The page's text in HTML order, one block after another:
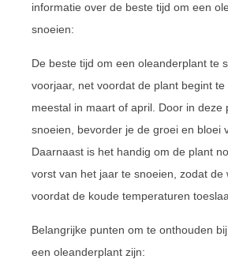
informatie over de beste tijd om een
snoeien:
De beste tijd om een oleanderplant te
voorjaar, net voordat de plant begint
meestal in maart of april. Door in deze
snoeien, bevorder je de groei en bloei
Daarnaast is het handig om de plant
vorst van het jaar te snoeien, zodat de
voordat de koude temperaturen
Belangrijke punten om te onthouden
een oleanderplant zijn: